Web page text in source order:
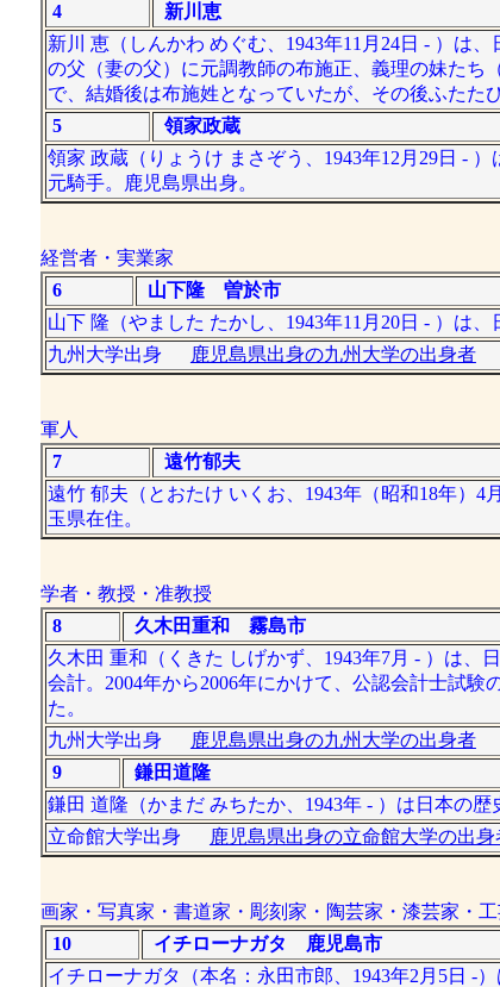
4
新川恵
新川 恵（しんかわ めぐむ、1943年11月24日 - ）は
の父（妻の父）に元調教師の布施正、義理の妹たち
で、結婚後は布施姓となっていたが、その後ふたた
5
領家政蔵
領家 政蔵（りょうけ まさぞう、1943年12月29日 -
元騎手。鹿児島県出身。
経営者・実業家
6
山下隆 曽於市
山下 隆（やました たかし、1943年11月20日 - ）は
九州大学出身
鹿児島県出身の九州大学の出身者
軍人
7
遠竹郁夫
遠竹 郁夫（とおたけ いくお、1943年（昭和18年）
玉県在住。
学者・教授・准教授
8
久木田重和 霧島市
久木田 重和（くきた しげかず、1943年7月 - ）は
会計。2004年から2006年にかけて、公認会計士試
た。
九州大学出身
鹿児島県出身の九州大学の出身者
9
鎌田道隆
鎌田 道隆（かまだ みちたか、1943年 - ）は日本の
立命館大学出身
鹿児島県出身の立命館大学の出身
画家・写真家・書道家・彫刻家・陶芸家・漆芸家・
10
イチローナガタ 鹿児島市
イチローナガタ（本名：永田市郎、1943年2月5日 -